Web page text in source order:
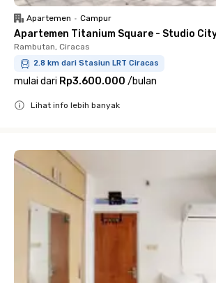
Apartemen • Campur
Apartemen Titanium Square - Studio City
Rambutan, Ciracas
2.8 km dari Stasiun LRT Ciracas
mulai dari Rp3.600.000 /bulan
Lihat info lebih banyak